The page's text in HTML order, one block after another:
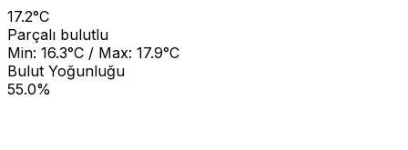
17.2°C
Parçalı bulutlu
Min: 16.3°C / Max: 17.9°C
Bulut Yoğunluğu
55.0%